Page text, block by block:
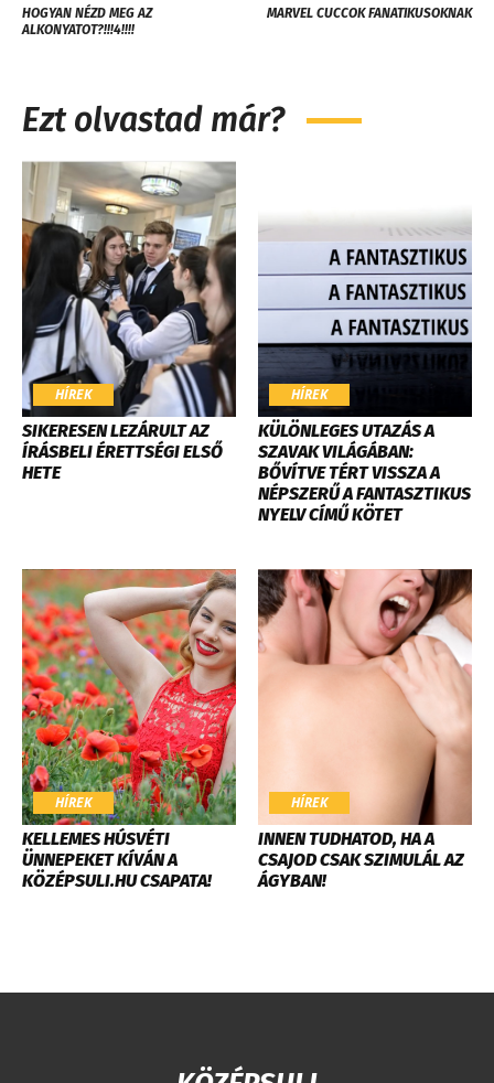
HOGYAN NÉZD MEG AZ
ALKONYATOT?!!!4!!!!
MARVEL CUCCOK FANATIKUSOKNAK
Ezt olvastad már?
HÍREK
SIKERESEN LEZÁRULT AZ
ÍRÁSBELI ÉRETTSÉGI ELSŐ
HETE
HÍREK
KÜLÖNLEGES UTAZÁS A
SZAVAK VILÁGÁBAN:
BŐVÍTVE TÉRT VISSZA A
NÉPSZERŰ A FANTASZTIKUS
NYELV CÍMŰ KÖTET
HÍREK
KELLEMES HÚSVÉTI
ÜNNEPEKET KÍVÁN A
KÖZÉPSULI.HU CSAPATA!
HÍREK
INNEN TUDHATOD, HA A
CSAJOD CSAK SZIMULÁL AZ
ÁGYBAN!